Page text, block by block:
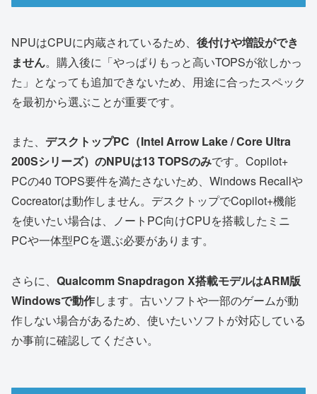
NPUはCPUに内蔵されているため、 後付けや増設ができ
ません。購入後に「やっぱりもっと高いTOPSが欲しかっ
た」となっても追加できないため、用途に合ったスペック
を最初から選ぶことが重要です。
また、 デスクトップPC（Intel Arrow Lake / Core Ultra
200Sシリーズ）のNPUは13 TOPSのみです。Copilot+
PCの40 TOPS要件を満たさないため、Windows Recallや
Cocreatorは動作しません。デスクトップでCopilot+機能
を使いたい場合は、ノートPC向けCPUを搭載したミニ
PCや一体型PCを選ぶ必要があります。
さらに、 Qualcomm Snapdragon X搭載モデルはARM版
Windowsで動作します。古いソフトや一部のゲームが動
作しない場合があるため、使いたいソフトが対応している
か事前に確認してください。